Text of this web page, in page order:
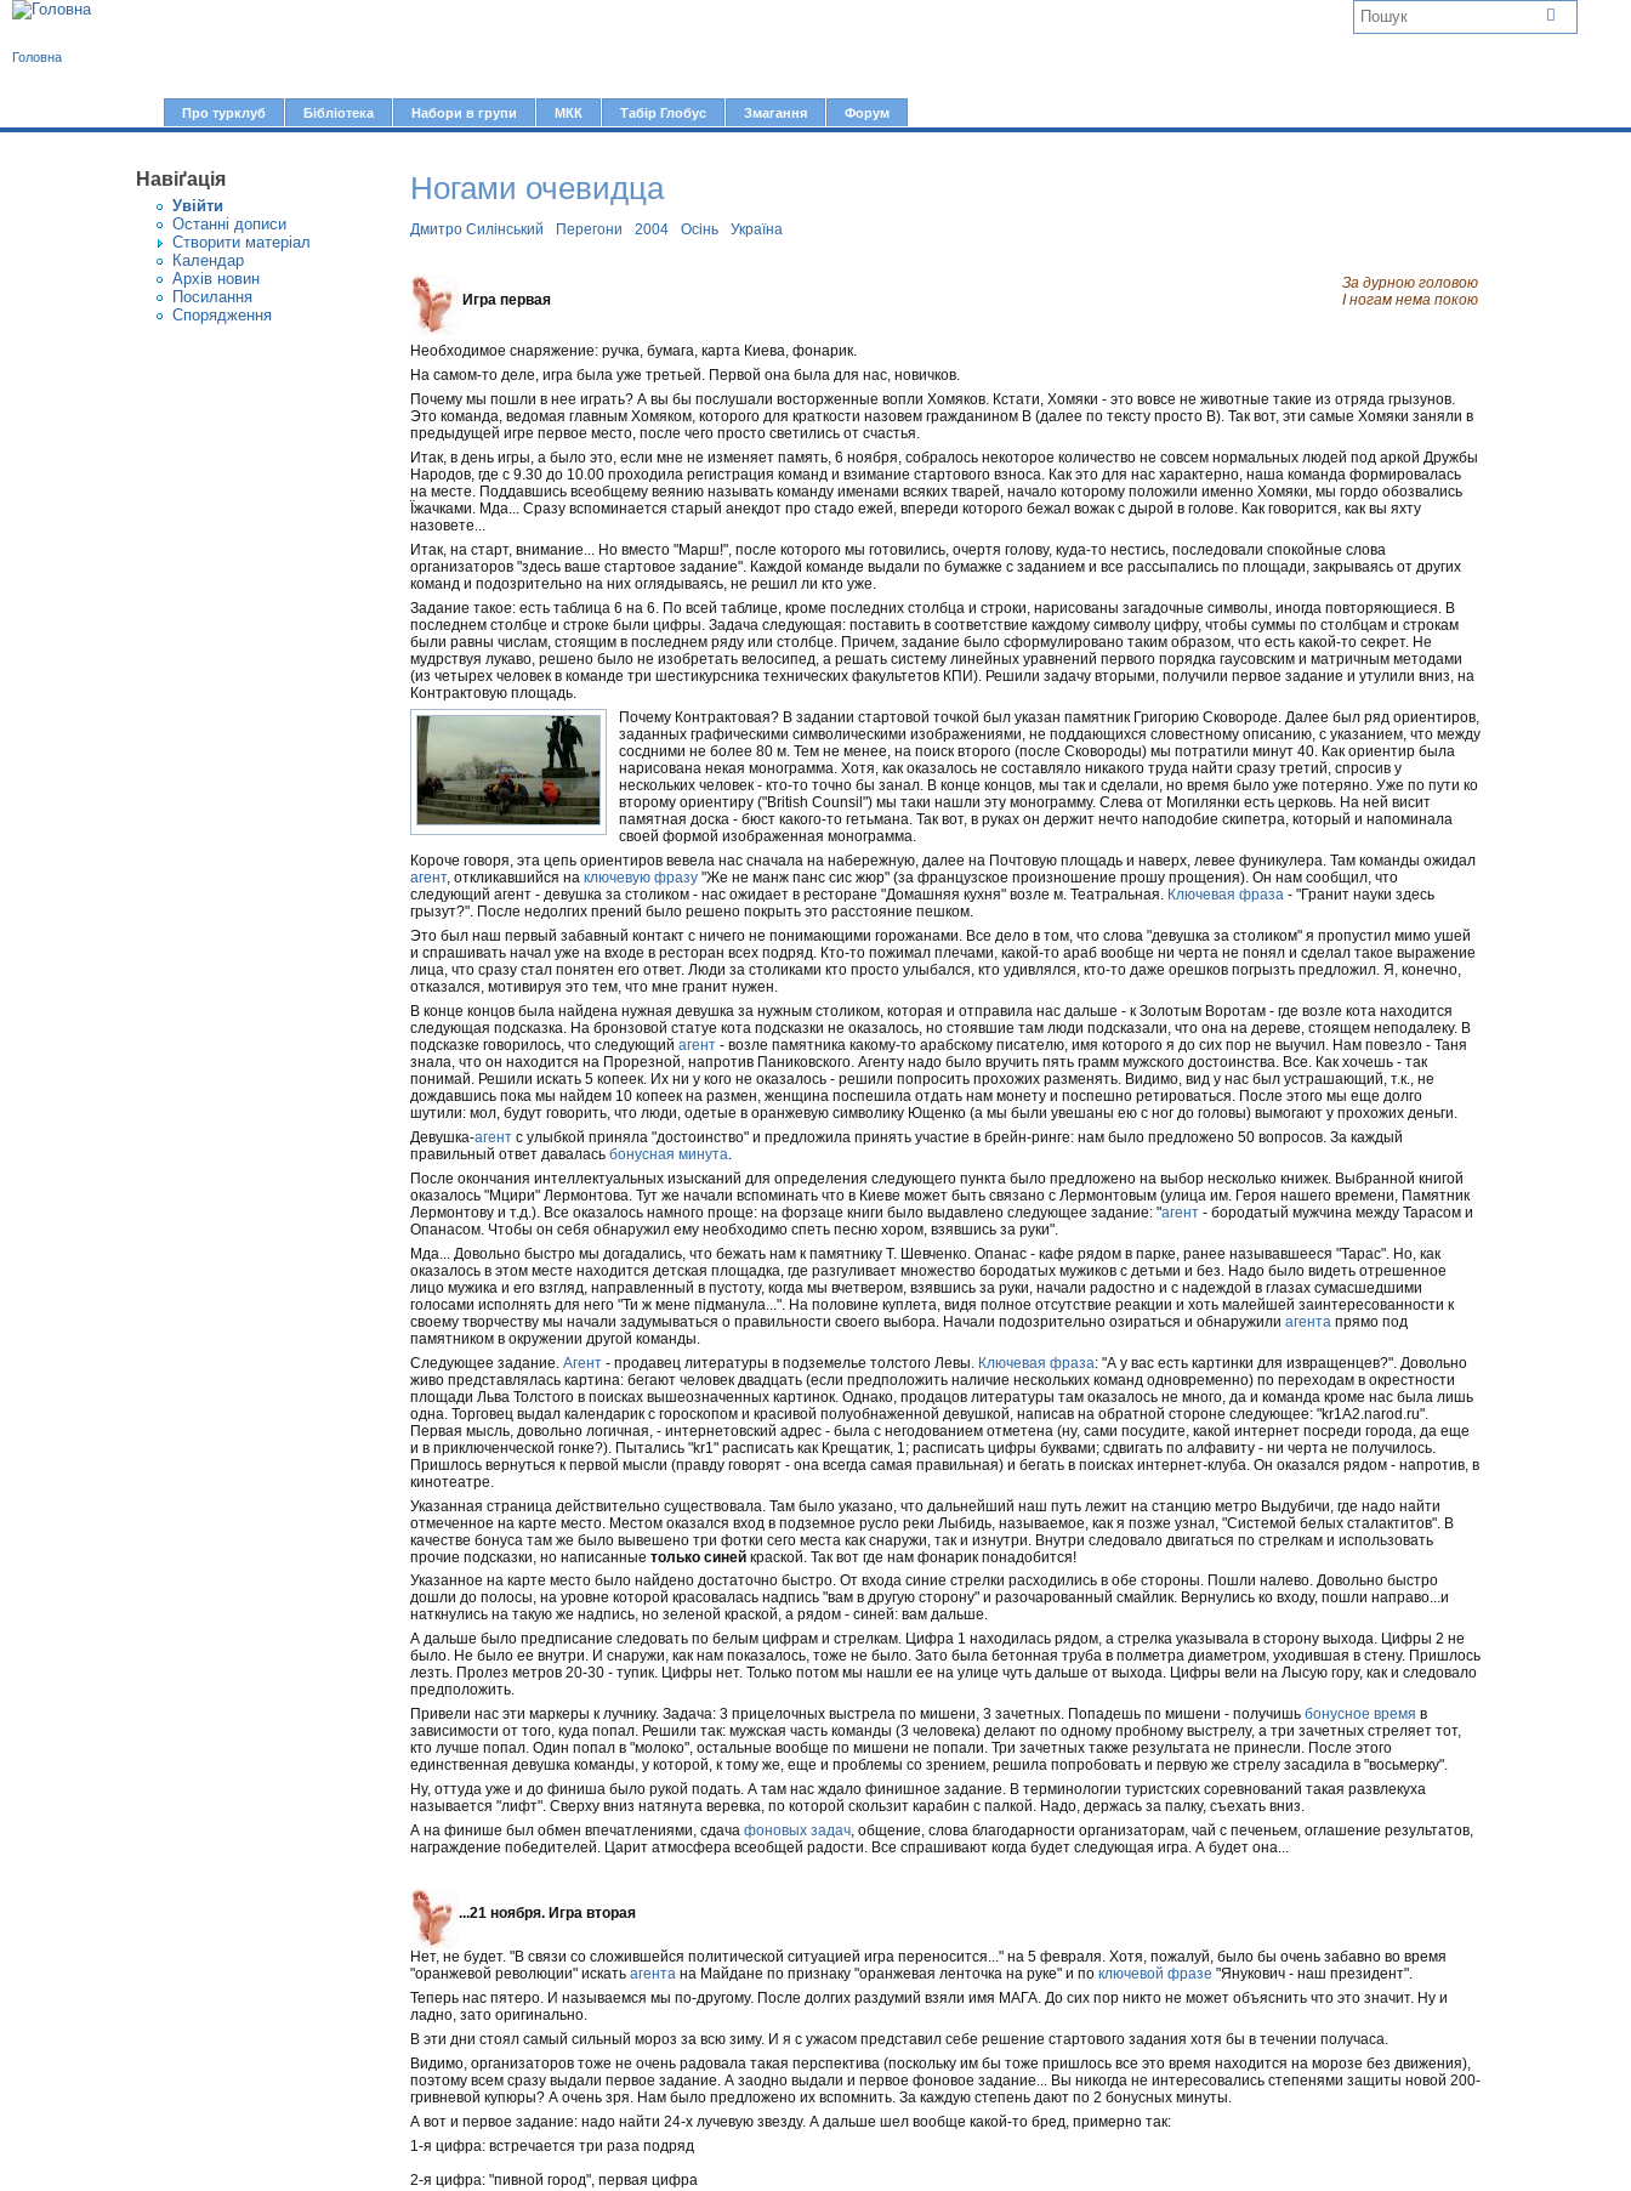
л
о
в
н
Про турклуб Бібліотека Набори в групи МКК Табір Глобус Змагання Форум
Головна
Навіґація
Увiйти
Останні дописи
Створити матерiал
Календар
Архів новин
Посилання
Спорядження
Ногами очевидца
Дмитро Силінський Перегони 2004 Осінь Україна
За дурною головою
І ногам нема покою
Игра первая
Необходимое снаряжение: ручка, бумага, карта Киева, фонарик.
На самом-то деле, игра была уже третьей. Первой она была для нас, новичков.
Почему мы пошли в нее играть? А вы бы послушали восторженные вопли Хомяков. Кстати, Хомяки - это вовсе не животные такие из отряда грызунов.
Это команда, ведомая главным Хомяком, которого для краткости назовем гражданином В (далее по тексту просто В). Так вот, эти самые Хомяки заняли в
предыдущей игре первое место, после чего просто светились от счастья.
Итак, в день игры, а было это, если мне не изменяет память, 6 ноября, собралось некоторое количество не совсем нормальных людей под аркой Дружбы
Народов, где с 9.30 до 10.00 проходила регистрация команд и взимание стартового взноса. Как это для нас характерно, наша команда формировалась
на месте. Поддавшись всеобщему веянию называть команду именами всяких тварей, начало которому положили именно Хомяки, мы гордо обозвались
Їжачками. Мда... Сразу вспоминается старый анекдот про стадо ежей, впереди которого бежал вожак с дырой в голове. Как говорится, как вы яхту
назовете...
Итак, на старт, внимание... Но вместо "Марш!", после которого мы готовились, очертя голову, куда-то нестись, последовали спокойные слова
организаторов "здесь ваше стартовое задание". Каждой команде выдали по бумажке с заданием и все рассыпались по площади, закрываясь от других
команд и подозрительно на них оглядываясь, не решил ли кто уже.
Задание такое: есть таблица 6 на 6. По всей таблице, кроме последних столбца и строки, нарисованы загадочные символы, иногда повторяющиеся. В
последнем столбце и строке были цифры. Задача следующая: поставить в соответствие каждому символу цифру, чтобы суммы по столбцам и строкам
были равны числам, стоящим в последнем ряду или столбце. Причем, задание было сформулировано таким образом, что есть какой-то секрет. Не
мудрствуя лукаво, решено было не изобретать велосипед, а решать систему линейных уравнений первого порядка гаусовским и матричным методами
(из четырех человек в команде три шестикурсника технических факультетов КПИ). Решили задачу вторыми, получили первое задание и утулили вниз, на
Контрактовую площадь.
Почему Контрактовая? В задании стартовой точкой был указан памятник Григорию Сковороде. Далее был ряд ориентиров,
заданных графическими символическими изображениями, не поддающихся словестному описанию, с указанием, что между
сосдними не более 80 м. Тем не менее, на поиск второго (после Сковороды) мы потратили минут 40. Как ориентир была
нарисована некая монограмма. Хотя, как оказалось не составляло никакого труда найти сразу третий, спросив у
нескольких человек - кто-то точно бы занал. В конце концов, мы так и сделали, но время было уже потеряно. Уже по пути ко
второму ориентиру ("British Counsil") мы таки нашли эту монограмму. Слева от Могилянки есть церковь. На ней висит
памятная доска - бюст какого-то гетьмана. Так вот, в руках он держит нечто наподобие скипетра, который и напоминала
своей формой изображенная монограмма.
Короче говоря, эта цепь ориентиров вевела нас сначала на набережную, далее на Почтовую площадь и наверх, левее фуникулера. Там команды ожидал
агент, откликавшийся на ключевую фразу "Же не манж панс сис жюр" (за французское произношение прошу прощения). Он нам сообщил, что
следующий агент - девушка за столиком - нас ожидает в ресторане "Домашняя кухня" возле м. Театральная. Ключевая фраза - "Гранит науки здесь
грызут?". После недолгих прений было решено покрыть это расстояние пешком.
Это был наш первый забавный контакт с ничего не понимающими горожанами. Все дело в том, что слова "девушка за столиком" я пропустил мимо ушей
и спрашивать начал уже на входе в ресторан всех подряд. Кто-то пожимал плечами, какой-то араб вообще ни черта не понял и сделал такое выражение
лица, что сразу стал понятен его ответ. Люди за столиками кто просто улыбался, кто удивлялся, кто-то даже орешков погрызть предложил. Я, конечно,
отказался, мотивируя это тем, что мне гранит нужен.
В конце концов была найдена нужная девушка за нужным столиком, которая и отправила нас дальше - к Золотым Воротам - где возле кота находится
следующая подсказка. На бронзовой статуе кота подсказки не оказалось, но стоявшие там люди подсказали, что она на дереве, стоящем неподалеку. В
подсказке говорилось, что следующий агент- возле памятника какому-то арабскому писателю, имя которого я до сих пор не выучил. Нам повезло - Таня
знала, что он находится на Прорезной, напротив Паниковского. Агенту надо было вручить пять грамм мужского достоинства. Все. Как хочешь - так
понимай. Решили искать 5 копеек. Их ни у кого не оказалось - решили попросить прохожих разменять. Видимо, вид у нас был устрашающий, т.к., не
дождавшись пока мы найдем 10 копеек на размен, женщина поспешила отдать нам монету и поспешно ретироваться. После этого мы еще долго
шутили: мол, будут говорить, что люди, одетые в оранжевую символику Ющенко (а мы были увешаны ею с ног до головы) вымогают у прохожих деньги.
Девушка-агентс улыбкой приняла "достоинство" и предложила принять участие в брейн-ринге: нам было предложено 50 вопросов. За каждый
правильный ответ давалась бонусная минута
После окончания интеллектуальных изысканий для определения следующего пункта было предложено на выбор несколько книжек. Выбранной книгой
оказалось "Мцири" Лермонтова. Тут же начали вспоминать что в Киеве может быть связано с Лермонтовым (улица им. Героя нашего времени, Памятник
Лермонтову и т.д.). Все оказалось намного проще: на форзаце книги было выдавлено следующее задание: "агент- бородатый мужчина между Тарасом и
Опанасом. Чтобы он себя обнаружил ему необходимо спеть песню хором, взявшись за руки".
Мда... Довольно быстро мы догадались, что бежать нам к памятнику Т. Шевченко. Опанас - кафе рядом в парке, ранее называвшееся "Тарас". Но, как
оказалось в этом месте находится детская площадка, где разгуливает множество бородатых мужиков с детьми и без. Надо было видеть отрешенное
лицо мужика и его взгляд, направленный в пустоту, когда мы вчетвером, взявшись за руки, начали радостно и с надеждой в глазах сумасшедшими
голосами исполнять для него "Ти ж мене підманула...". На половине куплета, видя полное отсутствие реакции и хоть малейшей заинтересованности к
своему творчеству мы начали задумываться о правильности своего выбора. Начали подозрительно озираться и обнаружили агента прямо под
памятником в окружении другой команды.
Следующее задание. Агент- продавец литературы в подземелье толстого Левы. Ключевая фраза: "А у вас есть картинки для извращенцев?". Довольно
живо представлялась картина: бегают человек двадцать (если предположить наличие нескольких команд одновременно) по переходам в окрестности
площади Льва Толстого в поисках вышеозначенных картинок. Однако, продацов литературы там оказалось не много, да и команда кроме нас была лишь
одна. Торговец выдал календарик с гороскопом и красивой полуобнаженной девушкой, написав на обратной стороне следующее: "kr1A2.narod.ru".
Первая мысль, довольно логичная, - интернетовский адрес - была с негодованием отметена (ну, сами посудите, какой интернет посреди города, да еще
и в приключенческой гонке?). Пытались "kr1" расписать как Крещатик, 1; расписать цифры буквами; сдвигать по алфавиту - ни черта не получилось.
Пришлось вернуться к первой мысли (правду говорят - она всегда самая правильная) и бегать в поисках интернет-клуба. Он оказался рядом - напротив, в
кинотеатре.
Указанная страница действительно существовала. Там было указано, что дальнейший наш путь лежит на станцию метро Выдубичи, где надо найти
отмеченное на карте место. Местом оказался вход в подземное русло реки Лыбидь, называемое, как я позже узнал, "Системой белых сталактитов". В
качестве бонуса там же было вывешено три фотки сего места как снаружи, так и изнутри. Внутри следовало двигаться по стрелкам и использовать
прочие подсказки, но написанные только синей краской. Так вот где нам фонарик понадобится!
Указанное на карте место было найдено доcтаточно быстро. От входа синие стрелки расходились в обе стороны. Пошли налево. Довольно быстро
дошли до полосы, на уровне которой красовалась надпись "вам в другую сторону" и разочарованный смайлик. Вернулись ко входу, пошли направо...и
наткнулись на такую же надпись, но зеленой краской, а рядом - синей: вам дальше.
А дальше было предписание следовать по белым цифрам и стрелкам. Цифра 1 находилась рядом, а стрелка указывала в сторону выхода. Цифры 2 не
было. Не было ее внутри. И снаружи, как нам показалось, тоже не было. Зато была бетонная труба в полметра диаметром, уходившая в стену. Пришлось
лезть. Пролез метров 20-30 - тупик. Цифры нет. Только потом мы нашли ее на улице чуть дальше от выхода. Цифры вели на Лысую гору, как и следовало
предположить.
Привели нас эти маркеры к лучнику. Задача: 3 прицелочных выстрела по мишени, 3 зачетных. Попадешь по мишени - получишь бонусное время в
зависимости от того, куда попал. Решили так: мужская часть команды (3 человека) делают по одному пробному выстрелу, а три зачетных стреляет тот,
кто лучше попал. Один попал в "молоко", остальные вообще по мишени не попали. Три зачетных также результата не принесли. После этого
единственная девушка команды, у которой, к тому же, еще и проблемы со зрением, решила попробовать и первую же стрелу засадила в "восьмерку".
Ну, оттуда уже и до финиша было рукой подать. А там нас ждало финишное задание. В терминологии туристских соревнований такая развлекуха
называется "лифт". Сверху вниз натянута веревка, по которой скользит карабин с палкой. Надо, держась за палку, съехать вниз.
А на финише был обмен впечатлениями, сдача фоновых задач, общение, слова благодарности организаторам, чай с печеньем, оглашение результатов,
награждение победителей. Царит атмосфера всеобщей радости. Все спрашивают когда будет следующая игра. А будет она...
...21 ноября. Игра вторая
Нет, не будет. "В связи со сложившейся политической ситуацией игра переносится..." на 5 февраля. Хотя, пожалуй, было бы очень забавно во время
"оранжевой революции" искать агентана Майдане по признаку "оранжевая ленточка на руке" и по ключевой фразе "Янукович - наш президент".
Теперь нас пятеро. И называемся мы по-другому. После долгих раздумий взяли имя МАГА. До сих пор никто не может объяснить что это значит. Ну и
ладно, зато оригинально.
В эти дни стоял самый сильный мороз за всю зиму. И я с ужасом представил себе решение стартового задания хотя бы в течении получаса.
Видимо, организаторов тоже не очень радовала такая перспектива (поскольку им бы тоже пришлось все это время находится на морозе без движения),
поэтому всем сразу выдали первое задание. А заодно выдали и первое фоновое задание... Вы никогда не интересовались степенями защиты новой 200-
гривневой купюры? А очень зря. Нам было предложено их вспомнить. За каждую степень дают по 2 бонусных минуты.
А вот и первое задание: надо найти 24-х лучевую звезду. А дальше шел вообще какой-то бред, примерно так:
1-я цифра: встречается три раза подряд
2-я цифра: "пивной город", первая цифра